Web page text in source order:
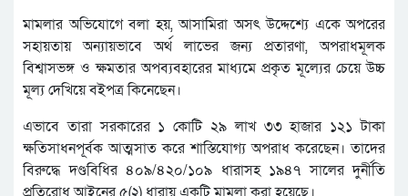
মামলার অভিযোগে বলা হয়, আসামিরা অসৎ উদ্দেশ্যে একে অপরের
সহায়তায় অন্যায়ভাবে অর্থ লাভের জন্য প্রতারণা, অপরাধমূলক
বিশ্বাসভঙ্গ ও ক্ষমতার অপব্যবহারের মাধ্যমে প্রকৃত মূল্যের চেয়ে উচ্চ
মূল্য দেখিয়ে বইপত্র কিনেছেন।
এভাবে তারা সরকারের ১ কোটি ২৯ লাখ ৩৩ হাজার ১২১ টাকা
ক্ষতিসাধনপূর্বক আত্মসাত করে শাস্তিযোগ্য অপরাধ করেছেন। তাদের
বিরুদ্ধে দণ্ডবিধির ৪০৯/৪২০/১০৯ ধারাসহ ১৯৪৭ সালের দুর্নীতি